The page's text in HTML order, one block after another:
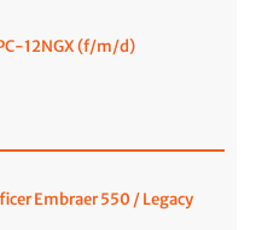
12NGX (f/m/d)
Embraer 550 / Legacy